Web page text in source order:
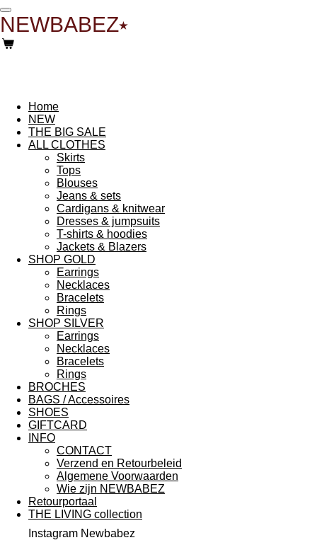
Ga
direct
naar
de
NEWBABEZ⭑
Home
NEW
THE BIG SALE
ALL CLOTHES
Skirts
Tops
Blouses
Jeans & sets
Cardigans & knitwear
Dresses & jumpsuits
T-shirts & hoodies
Jackets & Blazers
SHOP GOLD
Earrings
Necklaces
Bracelets
Rings
SHOP SILVER
Earrings
Necklaces
Bracelets
Rings
BROCHES
BAGS / Accessoires
SHOES
GIFTCARD
INFO
CONTACT
Verzend en Retourbeleid
Algemene Voorwaarden
Wie zijn NEWBABEZ
Retourportaal
THE LIVING collection
Instagram Newbabez